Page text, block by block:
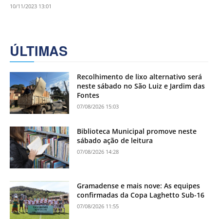
10/11/2023 13:01
ÚLTIMAS
Recolhimento de lixo alternativo será
neste sábado no São Luiz e Jardim das
Fontes
07/08/2026 15:03
Biblioteca Municipal promove neste
sábado ação de leitura
07/08/2026 14:28
Gramadense e mais nove: As equipes
confirmadas da Copa Laghetto Sub-16
07/08/2026 11:55